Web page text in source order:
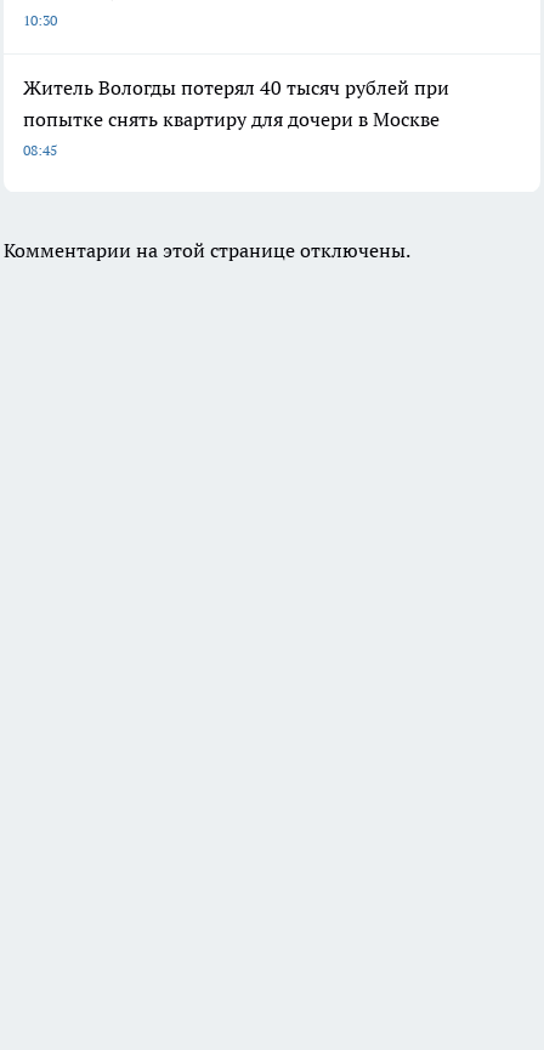
10:30
Житель Вологды потерял 40 тысяч рублей при
попытке снять квартиру для дочери в Москве
08:45
Комментарии на этой странице отключены.